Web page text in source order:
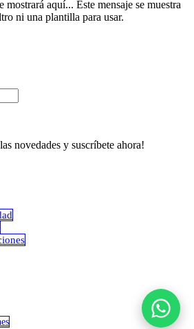
mostrará aquí... Este mensaje se muestra
ni una plantilla para usar.
novedades y suscríbete ahora!